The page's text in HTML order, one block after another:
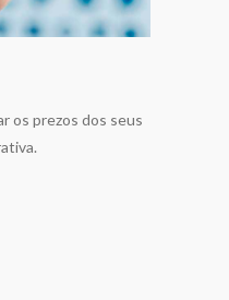
os prezos dos seus